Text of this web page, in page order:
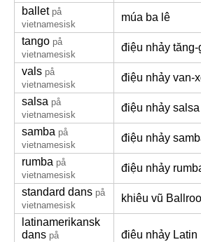
ballet på
vietnamesisk
múa ba lê
tango på
vietnamesisk
điệu nhảy tăng-
vals på
vietnamesisk
điệu nhảy van-
salsa på
vietnamesisk
điệu nhảy salsa
samba på
vietnamesisk
điệu nhảy
rumba på
vietnamesisk
điệu nhảy
standard dans på
vietnamesisk
khiêu vũ
latinamerikansk
dans på
điêu nhảy Latin